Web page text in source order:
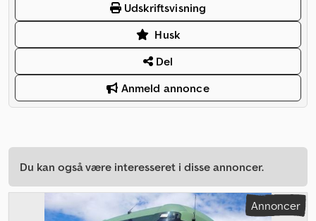
Udskriftsvisning
Husk
Del
Anmeld annonce
Du kan også være interesseret i disse annoncer.
Annoncer